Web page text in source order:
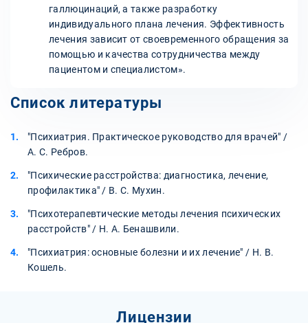
галлюцинаций, а также разработку
индивидуального плана лечения. Эффективность
лечения зависит от своевременного обращения за
помощью и качества сотрудничества между
пациентом и специалистом».
Список литературы
"Психиатрия. Практическое руководство для врачей" /
А. С. Ребров.
"Психические расстройства: диагностика, лечение,
профилактика" / В. С. Мухин.
"Психотерапевтические методы лечения психических
расстройств" / Н. А. Бенашвили.
"Психиатрия: основные болезни и их лечение" / Н. В.
Кошель.
Лицензии